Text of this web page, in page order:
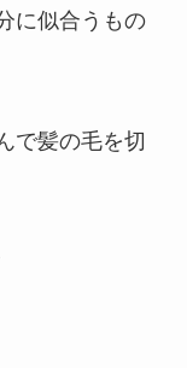
に似合うもの
で髪の毛を切